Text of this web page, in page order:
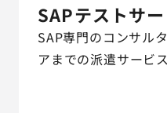
SAPテストサ
SAP専門のコンサル
アまでの派遣サービス